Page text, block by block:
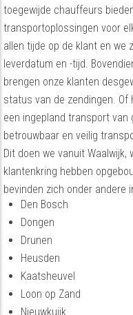
toegewijde chauffeurs
transportoplossingen voor
allen tijde op de klant en
leverdatum en -tijd.
brengen onze klanten
status van de zendingen.
een ingepland transport van
betrouwbaar en veilig
Dit doen we vanuit
klantenkring hebben
bevinden zich onder andere
Den Bosch
Dongen
Drunen
Heusden
Kaatsheuvel
Loon op Zand
Nieuwkuijk